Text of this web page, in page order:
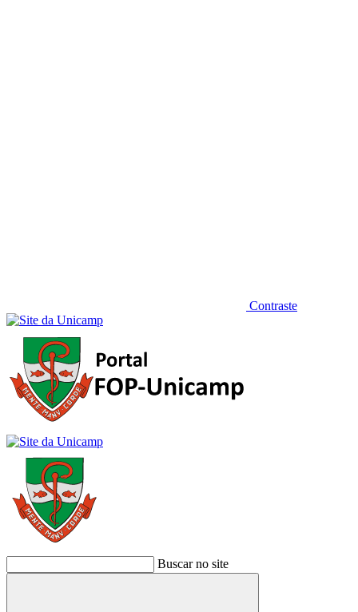
Contraste
Buscar no site